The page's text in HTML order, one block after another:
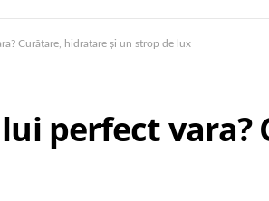
Curățare, hidratare și un strop de lux
perfect